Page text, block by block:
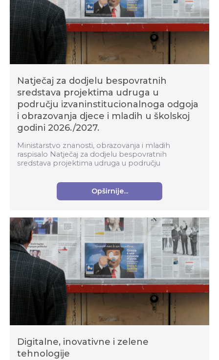
Natječaj za dodjelu bespovratnih
sredstava projektima udruga u
području izvaninstitucionalnoga odgoja
i obrazovanja djece i mladih u školskoj
godini 2026./2027.
Ministarstvo znanosti, obrazovanja i mladih
raspisalo Natječaj za dodjelu bespovratnih
sredstava projektima udruga u području
mladih u školskoj g...
Opširnije...
Digitalne, inovativne i zelene
tehnologije